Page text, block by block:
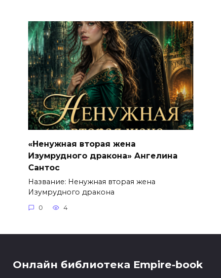
«Ненужная вторая жена
Изумрудного дракона» Ангелина
Сантос
Название: Ненужная вторая жена
Изумрудного дракона
0 4
Онлайн библиотека Empire-book